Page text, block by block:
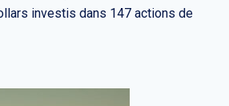
investis dans 147 actions de